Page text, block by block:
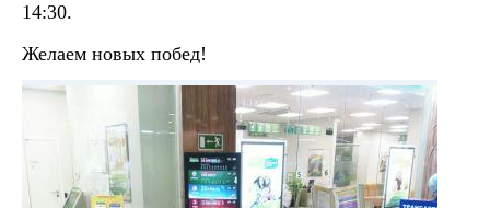
14:30.
Желаем новых побед!